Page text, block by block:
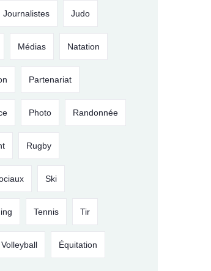
Journalistes Judo
Médias Natation
Partenariat
Photo Randonnée
Rugby
Ski
Tennis Tir
Volleyball Équitation